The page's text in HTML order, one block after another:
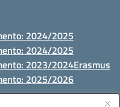
2024/2025
2024/2025
2023/2024Erasmus
2025/2026